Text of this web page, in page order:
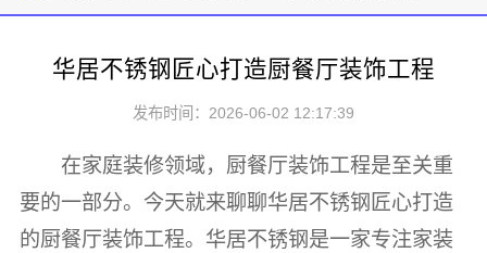
华居不锈钢匠心打造厨餐厅装饰工程
发布时间：2026-06-02 12:17:39
在家庭装修领域，厨餐厅装饰工程是至关重
要的一部分。今天就来聊聊华居不锈钢匠心打造
的厨餐厅装饰工程。华居不锈钢是一家专注家装